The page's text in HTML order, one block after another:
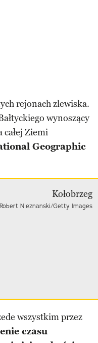
rejonach zlewiska.
wynoszący
całej Ziemi
Geographic
Nieznanski/Getty Images
wszystkim przez
czasu